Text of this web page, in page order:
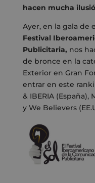
hacen mucha
Ayer, en la gala de
Festival
Publicitaria, nos
de bronce en la
Exterior en Gran
entrar en este
& IBERIA (España),
y We Believers